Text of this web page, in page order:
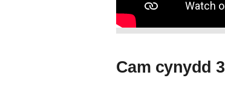
Cam cynydd 3